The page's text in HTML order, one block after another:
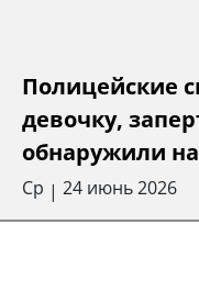
Полицейские
девочку,
обнаружили
Ср | 24 июнь 2026